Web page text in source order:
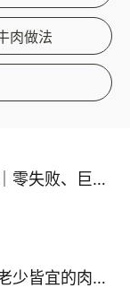
肉做法
粉丝鸡蛋炒包菜｜零失败、巨下饭
比布丁还要嫩，老少皆宜的肉沫蒸蛋